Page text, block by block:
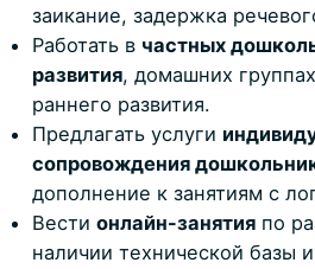
заикание, задержка
Работать в частных
развития, домашних
раннего развития.
Предлагать услуги
сопровождения
дополнение к занятиям с
Вести онлайн-занятия по
наличии технической базы